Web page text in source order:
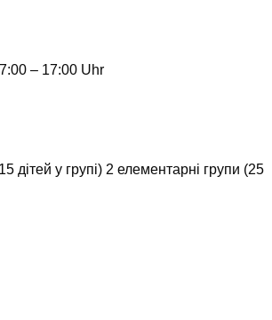
– 17:00 Uhr
дітей у групі) 2 елементарні групи (25